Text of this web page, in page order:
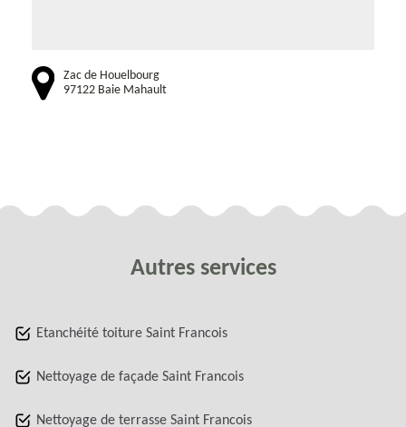
Zac de Houelbourg
97122 Baie Mahault
Autres services
Etanchéité toiture Saint Francois
Nettoyage de façade Saint Francois
Nettoyage de terrasse Saint Francois